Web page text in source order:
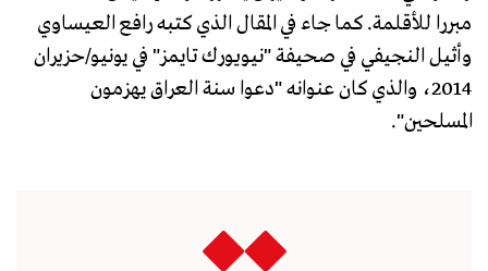
مبررا للأقلمة. كما جاء في المقال الذي كتبه رافع العيساوي
وأثيل النجيفي في صحيفة "نيويورك تايمز" في يونيو/حزيران
2014، والذي كان عنوانه "دعوا سنة العراق يهزمون
المسلحين".